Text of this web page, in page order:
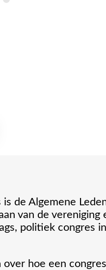
is de Algemene
van de
politiek congres
over hoe een